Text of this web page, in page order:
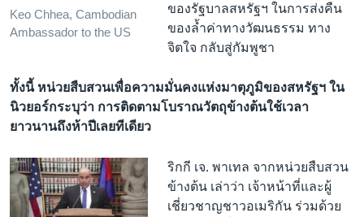
Keo Chhea, Cambodian
Ambassador to the US
ของรัฐบาลสหรัฐฯ ในการส่งคืน
ของล้ำค่าทางวัฒนธรรม ทาง
จิตใจ กลับสู่กัมพูชา
ทั้งนี้ หน่วยสืบสวนเพื่อความมั่นคงแห่งมาตุภูมิของสหรัฐฯ ใน
นิวยอร์กระบุว่า การติดตามโบราณวัตถุข้างต้นใช้เวลา
ยาวนานถึงห้าปีเลยทีเดียว
ริกกี เจ. พาเทล จากหน่วยสืบสวน
ข้างต้น เล่าว่า เจ้าหน้าที่และผู้
เชี่ยวชาญชาวอเมริกัน ร่วมด้วย